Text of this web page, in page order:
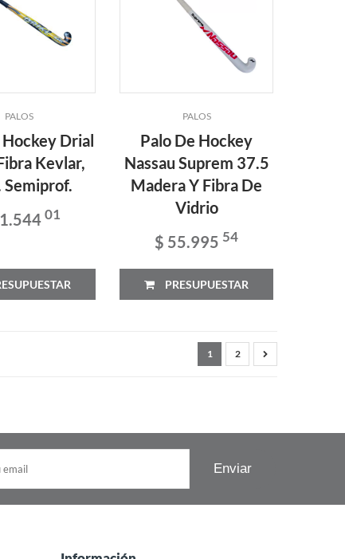
PALOS
Hockey Drial
Kevlar,
Semiprof.
01
PALOS
Palo De Hockey
Nassau Suprem 37.5
Madera Y Fibra De
Vidrio
$ 55.995 54
PRESUPUESTAR
1 2